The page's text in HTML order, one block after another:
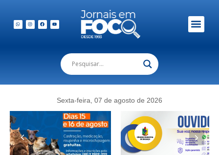
Sexta-feira, 07 de agosto de 2026